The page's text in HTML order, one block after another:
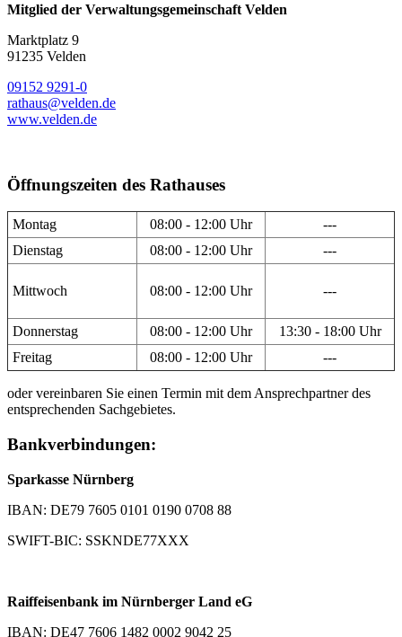
Mitglied der Verwaltungsgemeinschaft Velden
Marktplatz 9
91235 Velden
09152 9291-0
rathaus@velden.de
www.velden.de
Öffnungszeiten des Rathauses
Montag 08:00 - 12:00 Uhr
---
Dienstag
08:00 - 12:00 Uhr ---
Mittwoch 08:00 - 12:00 Uhr ---
Donnerstag 08:00 - 12:00 Uhr
13:30 - 18:00 Uhr
Freitag
08:00 - 12:00 Uhr ---
oder vereinbaren Sie einen Termin mit dem Ansprechpartner des
entsprechenden Sachgebietes.
Bankverbindungen:
Sparkasse Nürnberg
IBAN: DE79 7605 0101 0190 0708 88
SWIFT-BIC: SSKNDE77XXX
Raiffeisenbank im Nürnberger Land eG
IBAN: DE47 7606 1482 0002 9042 25